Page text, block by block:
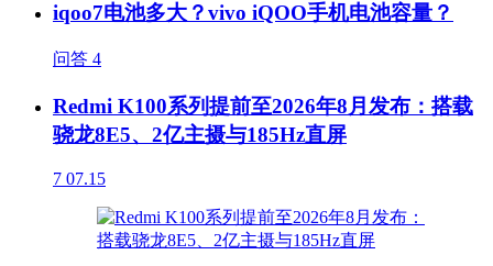
iqoo7电池多大？vivo iQOO手机电池容量？
问答 4
Redmi K100系列提前至2026年8月发布：搭载
骁龙8E5、2亿主摄与185Hz直屏
7 07.15